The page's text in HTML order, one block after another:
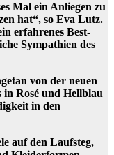
Mal ein Anliegen zu
hat“, so Eva Lutz.
erfahrenes Best-
Sympathien des
von der neuen
Rosé und Hellblau
in den
auf den Laufsteg,